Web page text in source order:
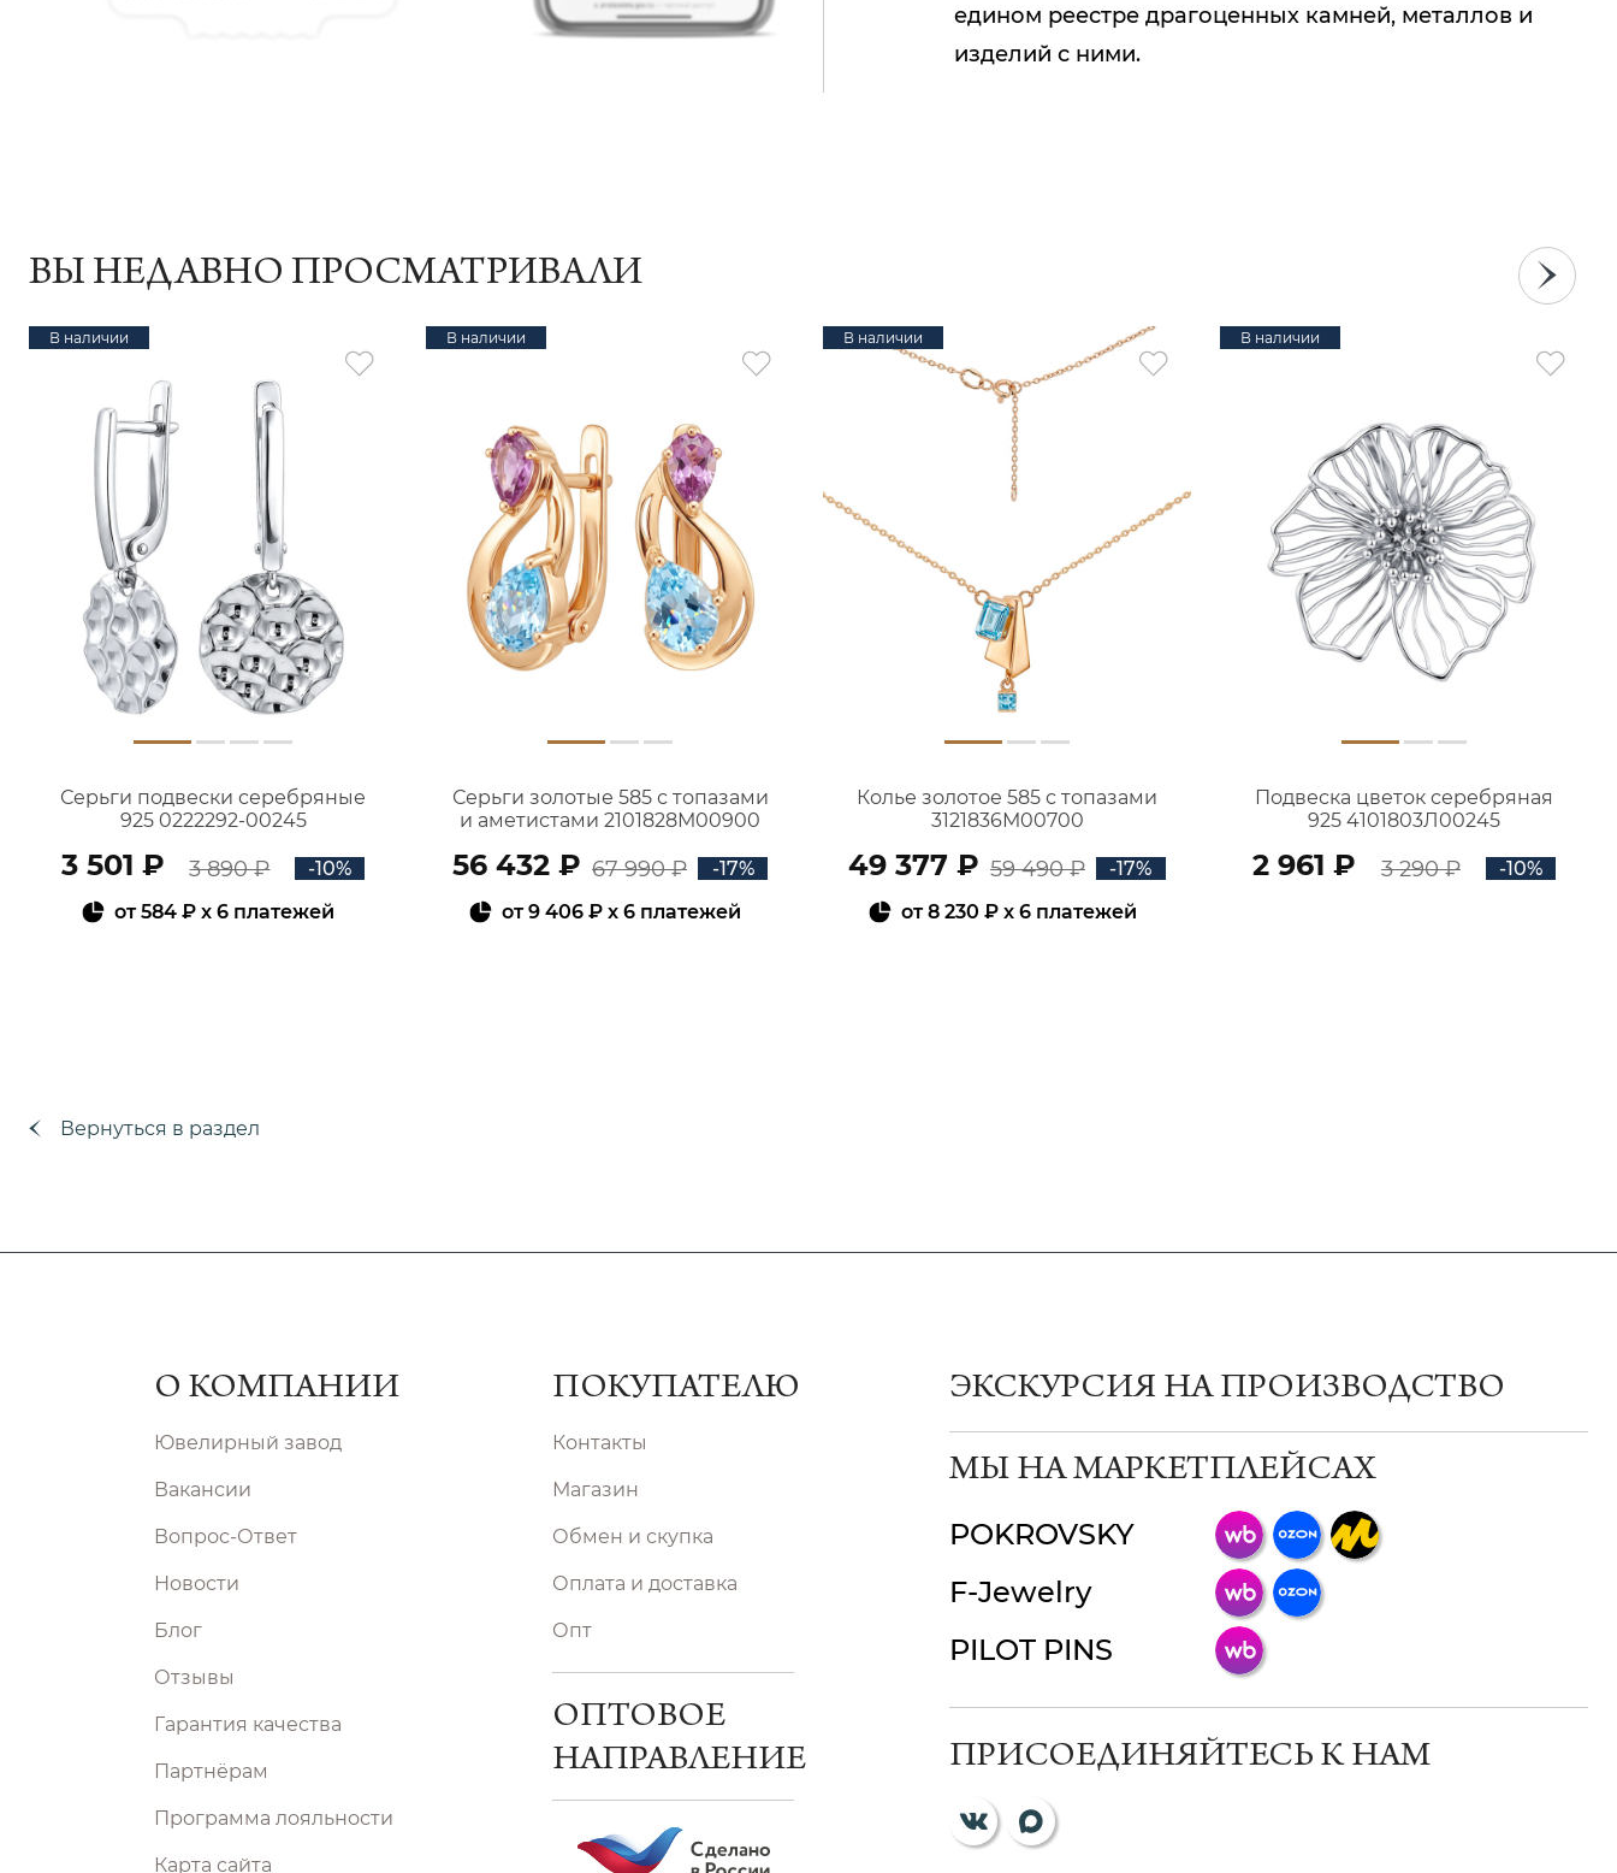
едином реестре драгоценных камней, металлов и
изделий с ними.
ВЫ НЕДАВНО ПРОСМАТРИВАЛИ
В наличии
Серьги подвески серебряные
925 0222292-00245
3 501 ₽ 3 890 ₽
-10%
от584 ₽ x 6 платежей
В наличии
Серьги золотые 585 с топазами
и аметистами 2101828М00900
56 432 ₽ 67 990 ₽
-17%
от9 406 ₽ x 6 платежей
В наличии
Колье золотое 585 с топазами
3121836М00700
49 377 ₽ 59 490 ₽
-17%
от8 230 ₽x 6 платежей
В наличии
Подвеска цветок серебряная
925 4101803Л00245
2 961 ₽ 3 290 ₽ -10%
Вернуться в раздел
О КОМПАНИИ
Ювелирный завод
Вакансии
Вопрос-Ответ
Новости
Блог
Отзывы
Гарантия качества
Партнёрам
Программа лояльности
Карта сайта
ПОКУПАТЕЛЮ
Контакты
Магазин
Обмен и скупка
Оплата и доставка
Опт
ОПТОВОЕ
НАПРАВЛЕНИЕ
ЭКСКУРСИЯ НА ПРОИЗВОДСТВО
МЫ НА МАРКЕТПЛЕЙСАХ
POKROVSKY
F-Jewelry
PILOT PINS
ПРИСОЕДИНЯЙТЕСЬ К НАМ
ChatApp
мессенджер!